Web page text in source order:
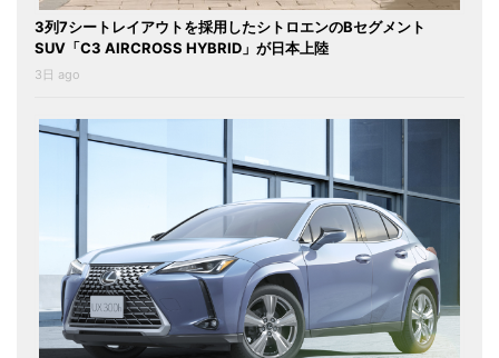
3列7シートレイアウトを採用したシトロエンのBセグメント
SUV「C3 AIRCROSS HYBRID」が日本上陸
3日 ago